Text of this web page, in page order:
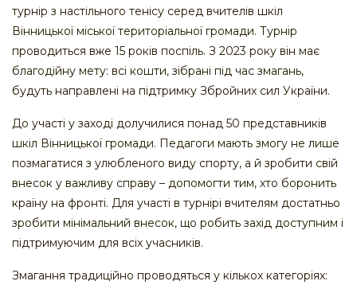
турнір з настільного тенісу серед вчителів шкіл
Вінницької міської територіальної громади. Турнір
проводиться вже 15 років поспіль. З 2023 року він має
благодійну мету: всі кошти, зібрані під час змагань,
будуть направлені на підтримку Збройних сил України.
До участі у заході долучилися понад 50 представників
шкіл Вінницької громади. Педагоги мають змогу не лише
позмагатися з улюбленого виду спорту, а й зробити свій
внесок у важливу справу – допомогти тим, хто боронить
країну на фронті. Для участі в турнірі вчителям достатньо
зробити мінімальний внесок, що робить захід доступним і
підтримуючим для всіх учасників.
Змагання традиційно проводяться у кількох категоріях: